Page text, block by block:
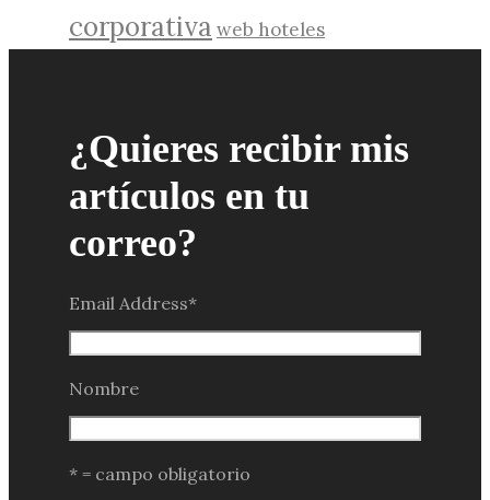
corporativa web hoteles
¿Quieres recibir mis
artículos en tu
correo?
Email Address*
Nombre
* = campo obligatorio